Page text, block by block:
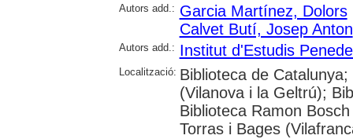
Autors add.: Garcia Martínez, Dolors
Calvet Butí, Josep Anton
Autors add.: Institut d'Estudis
Localització: Biblioteca de
(Vilanova i la Geltrú);
Biblioteca Ramon
Torras i Bages